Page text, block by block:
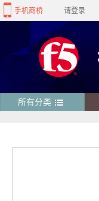
手机商桥 请登录
所有分类